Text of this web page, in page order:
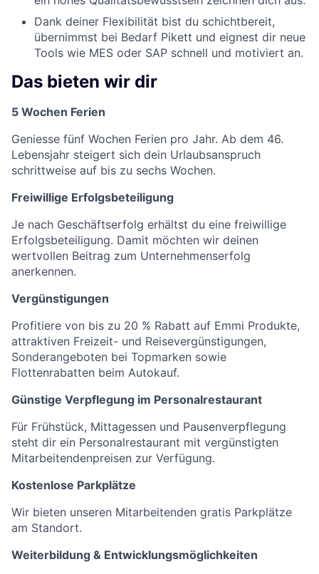
Dank deiner Flexibilität bist du schichtbereit,
übernimmst bei Bedarf Pikett und eignest dir neue
Tools wie MES oder SAP schnell und motiviert an.
Das bieten wir dir
5 Wochen Ferien
Geniesse fünf Wochen Ferien pro Jahr. Ab dem 46.
Lebensjahr steigert sich dein Urlaubsanspruch
schrittweise auf bis zu sechs Wochen.
Freiwillige Erfolgsbeteiligung
Je nach Geschäftserfolg erhältst du eine freiwillige
Erfolgsbeteiligung. Damit möchten wir deinen
wertvollen Beitrag zum Unternehmenserfolg
anerkennen.
Vergünstigungen
Profitiere von bis zu 20 % Rabatt auf Emmi Produkte,
attraktiven Freizeit- und Reisevergünstigungen,
Sonderangeboten bei Topmarken sowie
Flottenrabatten beim Autokauf.
Günstige Verpflegung im Personalrestaurant
Für Frühstück, Mittagessen und Pausenverpflegung
steht dir ein Personalrestaurant mit vergünstigten
Mitarbeitendenpreisen zur Verfügung.
Kostenlose Parkplätze
Wir bieten unseren Mitarbeitenden gratis Parkplätze
am Standort.
Weiterbildung & Entwicklungsmöglichkeiten